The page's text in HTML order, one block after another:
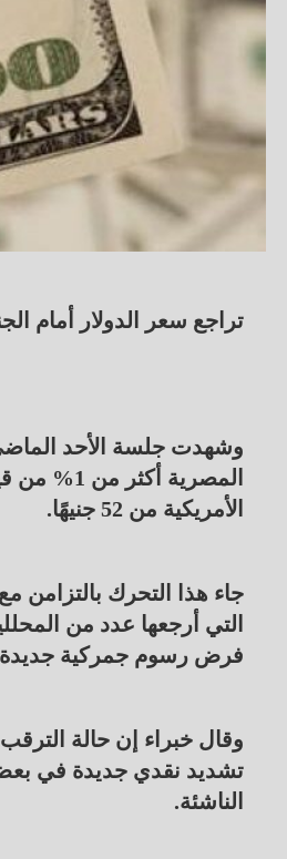
تراجع سعر الدولار أمام الجنيه المصري اليوم
وشهدت جلسة الأحد
الأمريكية من 52 جنيهًا.
جاء هذا التحرك بالتزامن
التي أرجعها عدد من
فرض رسوم جمركية جديدة،
وقال خبراء إن حالة
تشديد نقدي جديدة في بعض
الناشئة.